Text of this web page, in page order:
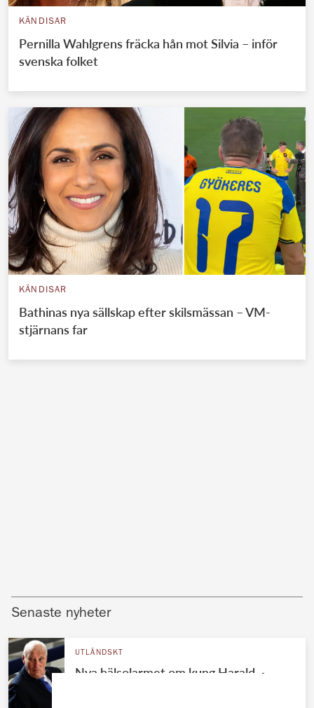
KÄNDISAR
Pernilla Wahlgrens fräcka hån mot Silvia – inför
svenska folket
KÄNDISAR
Bathinas nya sällskap efter skilsmässan – VM-
stjärnans far
Senaste nyheter
UTLÄNDSKT
Nya hälsolarmet om kung Harald –